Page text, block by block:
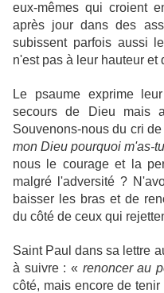
eux-mêmes qui croient
après jour dans des
subissent parfois aussi
n'est pas à leur hauteur et
Le psaume exprime
secours de Dieu mais
Souvenons-nous du cri
mon Dieu pourquoi m'as-
nous le courage et la
malgré l'adversité ?
baisser les bras et de
du côté de ceux qui
Saint Paul dans sa lettre
à suivre : « renoncer au
côté, mais encore de